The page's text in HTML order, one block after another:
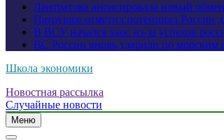
Лантратова анонсировала новый
Патрушев отметил потенциал России
В ВСУ начался хаос из-за успехов
ВС России вновь ударили по морским
Школа экономики
Новостная рассылка
Случайные новости
Меню